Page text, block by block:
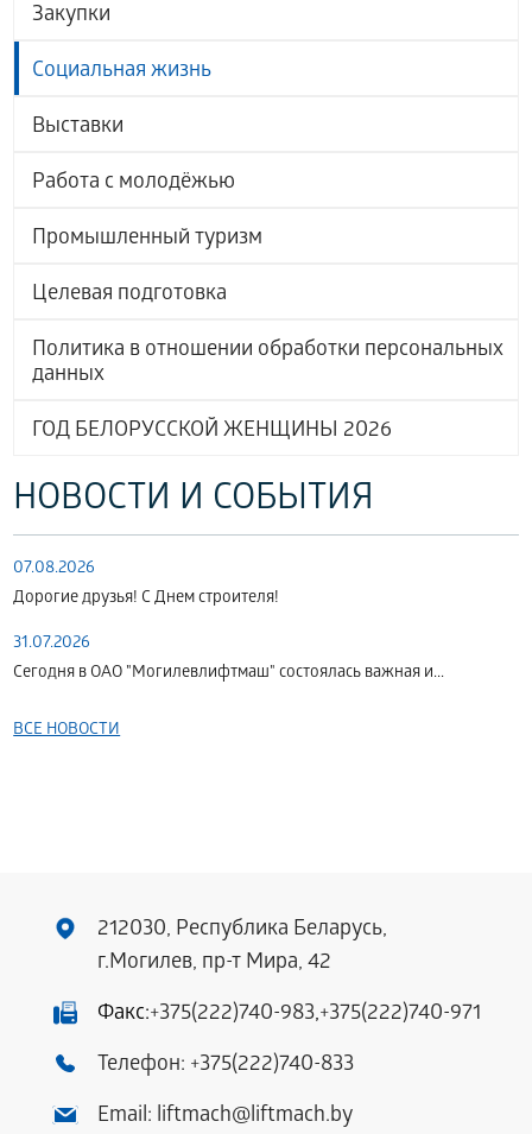
Закупки
Социальная жизнь
Выставки
Работа с молодёжью
Промышленный туризм
Целевая подготовка
Политика в отношении обработки персональных
данных
ГОД БЕЛОРУССКОЙ ЖЕНЩИНЫ 2026
НОВОСТИ И СОБЫТИЯ
07.08.2026
Дорогие друзья! С Днем строителя!
31.07.2026
Сегодня в ОАО "Могилевлифтмаш" состоялась важная и...
ВСЕ НОВОСТИ
212030, Республика Беларусь,
г.Могилев, пр-т Мира, 42
Факс:+375(222)740-983,+375(222)740-971
Телефон: +375(222)740-833
Email: liftmach@liftmach.by